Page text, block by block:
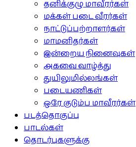
தனிக்குழு மாவீரர்கள்
மக்கள் படை வீரர்கள்
நாட்டுப்பற்றாளர்கள்
மாமனிதர்கள்
இன்றைய நினைவுகள்
அகவை வாழ்த்து
துயிலுமில்லங்கள்
படையணிகள்
ஒரே குடும்ப மாவீரர்கள்
படத்தொகுப்பு
பாடல்கள்
தொடர்புகளுக்கு